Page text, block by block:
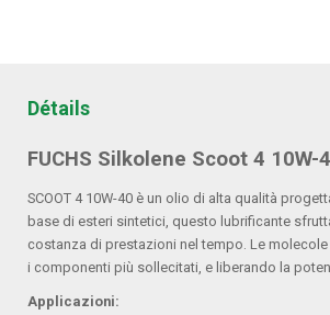
Détails
FUCHS Silkolene Scoot 4 10W-
SCOOT 4 10W-40 è un olio di alta qualità
base di esteri sintetici, questo lubrificante
costanza di prestazioni nel tempo. Le
i componenti più sollecitati, e liberando la
Applicazioni: